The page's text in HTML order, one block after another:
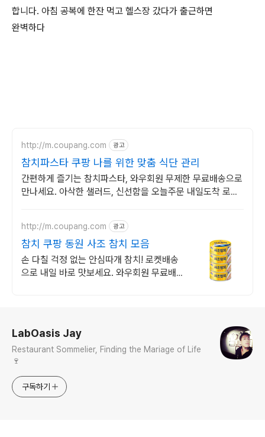
합니다. 아침 공복에 한잔 먹고 헬스장 갔다가 출근하면
완벽하다
http://m.coupang.com 광고
참치파스타 쿠팡 나를 위한 맞춤 식단 관리
간편하게 즐기는 참치파스타, 와우회원 무제한 무료배송으로
만나세요. 아삭한 샐러드, 신선함을 오늘주문 내일도착 로켓
http://m.coupang.com 광고
참치 쿠팡 동원 사조 참치 모음
손 다칠 걱정 없는 안심따개 참치! 로켓배송
으로 내일 바로 맛보세요. 와우회원 무료배
LabOasis Jay
Restaurant Sommelier, Finding the Mariage of Life
🍷
구독하기